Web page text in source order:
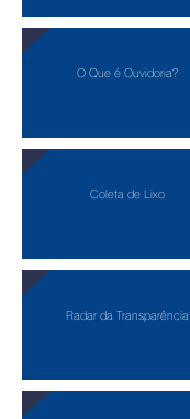
O Que é Ouvidoria?
Coleta de Lixo
Radar da Transparência